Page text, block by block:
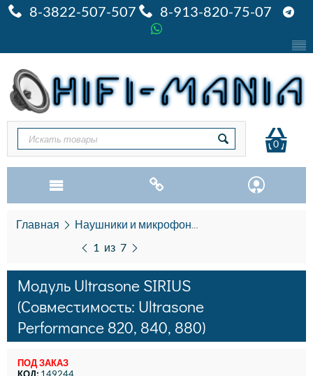
8-3822-507-507 8-913-820-75-07
0
Главная Наушники и микрофоны
1 из 7
Модуль Ultrasone SIRIUS
(Совместимость: Ultrasone
Performance 820, 840, 880)
ПОД ЗАКАЗ